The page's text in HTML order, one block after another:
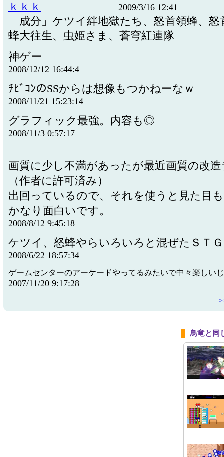
ｋｋｋ
2009/3/16 12:41
「成分」ケツイ絆地獄たち、怒首領蜂、怒
蜂大往生、虫姫さま、蒼穹紅連隊
神ゲー
2008/12/12 16:44:4
ﾁﾋﾞｺﾝのSSからは想像もつかねーなｗ
2008/11/21 15:23:14
グラフィック最強。内容も◎
2008/11/3 0:57:17
画質に少し不満があったが最近画質の改
（作者に許可済み）
出回っているので、それを使うと見た目
かなり面白いです。
2008/8/12 9:45:18
ケツイ、怒蜂やらいろいろと混ぜたＳＴ
2008/6/22 18:57:34
ゲームセンターのアーケードやってるみたいで中々楽しい
2007/11/20 9:17:28
鳥竜と同